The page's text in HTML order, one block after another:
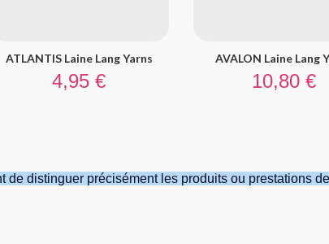
de distinguer précisément les produits ou prestations
ATLANTIS Laine Lang Yarns
Prix
4,95 €
AVALON Laine Lang
Prix
10,80 €